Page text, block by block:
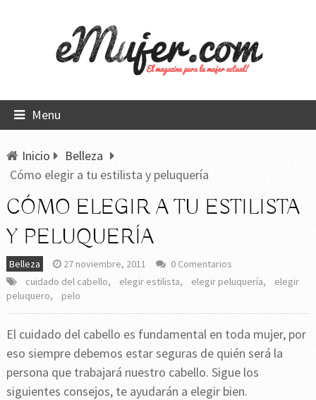
Menu
Inicio
Belleza
Cómo elegir a tu estilista y peluquería
CÓMO ELEGIR A TU ESTILISTA
Y PELUQUERÍA
Belleza 27 noviembre, 2011
0 Comentarios
cuidado del cabello, elegir estilista, elegir peluquería,
elegir
peluquero, pelo
El cuidado del cabello es fundamental en toda mujer, por
eso siempre debemos estar seguras de quién será la
persona que trabajará nuestro cabello. Sigue los
siguientes consejos, te ayudarán a elegir bien.